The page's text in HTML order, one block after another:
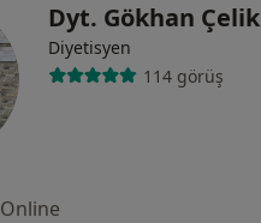
Dyt. Gökhan Çelik
Diyetisyen
114 görüş
Online